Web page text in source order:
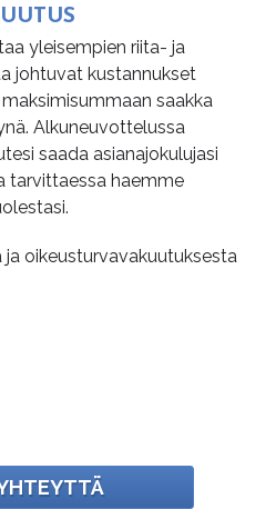
yleisempien riita- ja
johtuvat kustannukset
saakka
Alkuneuvottelussa
saada asianajokulujasi
tarvittaessa haemme
ja oikeusturvavakuutuksesta